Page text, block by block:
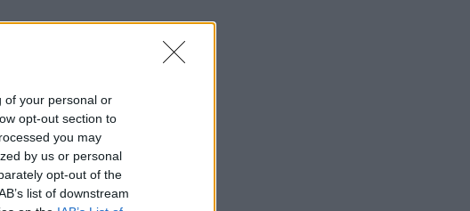
of your personal or
opt-out section to
you may
by us or personal
opt-out of the
list of downstream